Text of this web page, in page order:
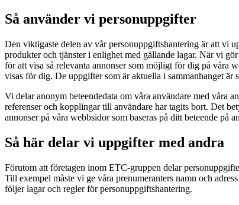
Så använder vi personuppgifter
Den viktigaste delen av vår personuppgiftshantering är att vi
produkter och tjänster i enlighet med gällande lagar. När vi
för att visa så relevanta annonser som möjligt för dig på våra
visas för dig. De uppgifter som är aktuella i sammanhanget
Vi delar anonym beteendedata om våra användare med våra
referenser och kopplingar till användare har tagits bort. Det
annonser på våra webbsidor som baseras på ditt beteende på
Så här delar vi uppgifter med andra
Förutom att företagen inom ETC-gruppen delar
Till exempel måste vi ge våra prenumeranters namn och
följer lagar och regler för personuppgiftshantering.